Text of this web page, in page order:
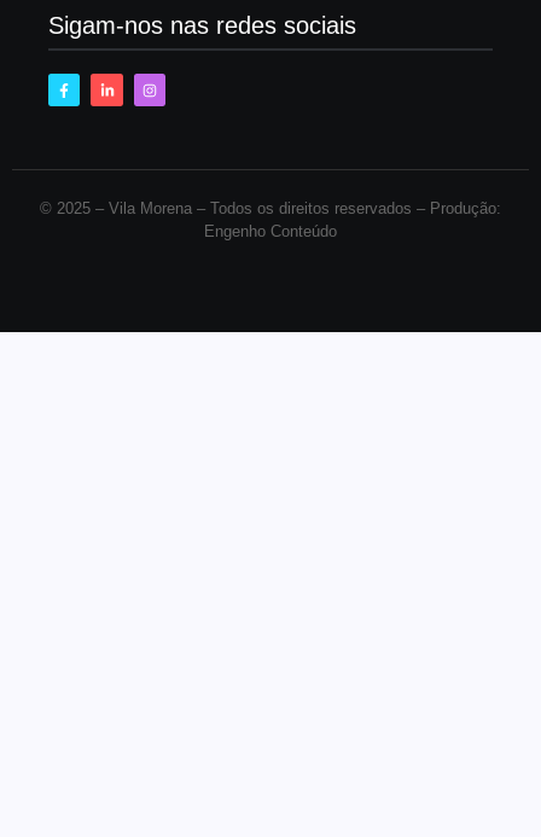
Sigam-nos nas redes sociais
© 2025 – Vila Morena – Todos os direitos reservados – Produção:
Engenho Conteúdo